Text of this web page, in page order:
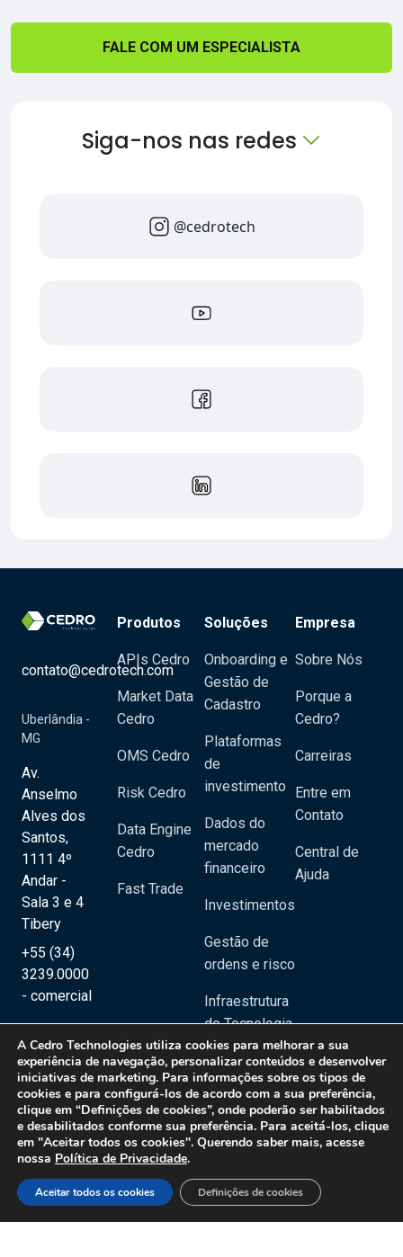
FALE COM UM ESPECIALISTA
Siga-nos nas redes
@cedrotech
A Cedro Technologies utiliza cookies para melhorar a sua
experiência de navegação, personalizar conteúdos e desenvolver
iniciativas de marketing. Para informações sobre os tipos de
cookies e para configurá-los de acordo com a sua preferência,
clique em “Definições de cookies”, onde poderão ser habilitados
e desabilitados conforme sua preferência. Para aceitá-los, clique
em "Aceitar todos os cookies". Querendo saber mais, acesse
nossa Política de Privacidade.
Aceitar todos os cookies Definições de cookies
contato@cedrotech.com
Uberlândia -
MG
Av.
Anselmo
Alves dos
Santos,
1111 4º
Andar -
Sala 3 e 4
Tibery
+55 (34)
3239.0000
- comercial
Produtos
APIs Cedro
Market Data
Cedro
OMS Cedro
Risk Cedro
Data Engine
Cedro
Fast Trade
Soluções
Onboarding e
Gestão de
Cadastro
Plataformas
de
investimento
Dados do
mercado
financeiro
Investimentos
Gestão de
ordens e risco
Infraestrutura
de Tecnologia
Outsourcing
Empresa
Sobre Nós
Porque a
Cedro?
Carreiras
Entre em
Contato
Central de
Ajuda
Copyright 2020 © Cedro Technologies - Todos os direitos reservados | CNPJ:
20.129.023/0001-08
Política de Privacidade